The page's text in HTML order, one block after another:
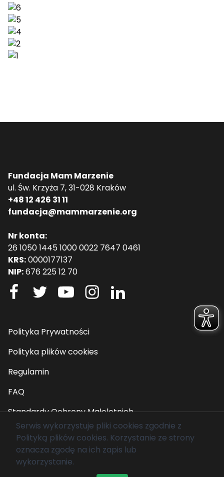
Fundacja Mam Marzenie
ul. Św. Krzyża 7, 31-028 Kraków
+48 12 426 31 11
fundacja@mammarzenie.org
Nr konta:
26 1050 1445 1000 0022 7647 0461
KRS:0000177137
NIP:676 225 12 70
Polityka Prywatności
Polityka plików cookies
Regulamin
FAQ
Standardy Ochrony Małoletnich
© 2026 Fundacja Mam Marzenie. Wszelkie prawa
zastrzeżone.
Serwis wykorzystuje pliki cookies zgodnie z
Polityką plików cookies. Korzystanie ze strony
oznacza zgodę na ich zapis lub
wykorzystanie.